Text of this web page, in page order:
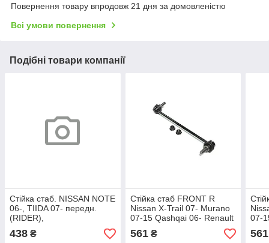
Повернення товару впродовж 21 дня за домовленістю
Всі умови повернення
Подібні товари компанії
Стійка стаб. NISSAN NOTE
06-, TIIDA 07- передн.
(RIDER),
арт.RD.546181FE0A
438 ₴
Стійка стаб FRONT R
Nissan X-Trail 07- Murano
07-15 Qashqai 06- Renault
OLD CLN-35 (вир-во CTR),
арт.CL0460R
561₴
07-
561